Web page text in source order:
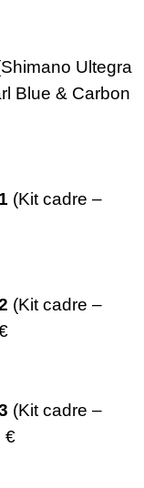
Ultegra
Blue & Carbon
(Kit cadre –
(Kit cadre –
(Kit cadre –
€